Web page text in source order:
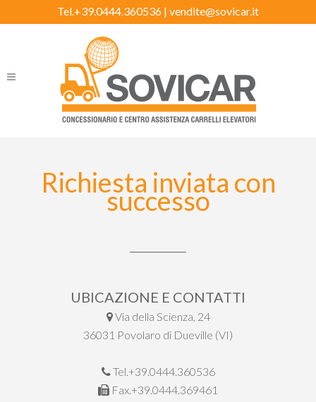
Tel.+39.0444.360536 | vendite@sovicar.it
Richiesta inviata con
successo
UBICAZIONE E CONTATTI
Via della Scienza, 24
36031 Povolaro di Dueville (VI)
Tel.+39.0444.360536
Fax.+39.0444.369461